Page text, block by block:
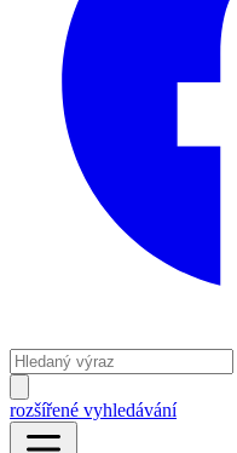
rozšířené vyhledávání